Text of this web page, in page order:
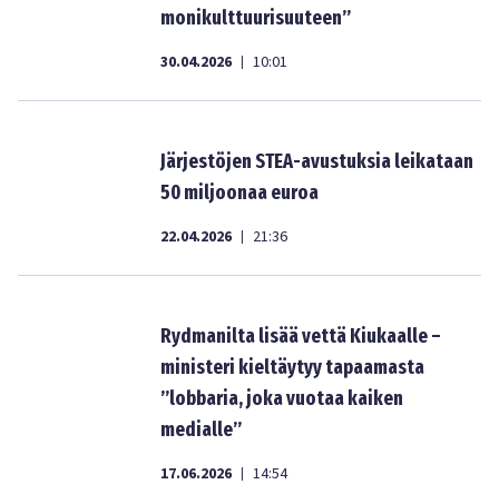
monikulttuurisuuteen”
30.04.2026 | 10:01
Järjestöjen STEA-avustuksia leikataan
50 miljoonaa euroa
22.04.2026 | 21:36
Rydmanilta lisää vettä Kiukaalle –
ministeri kieltäytyy tapaamasta
”lobbaria, joka vuotaa kaiken
medialle”
17.06.2026 | 14:54